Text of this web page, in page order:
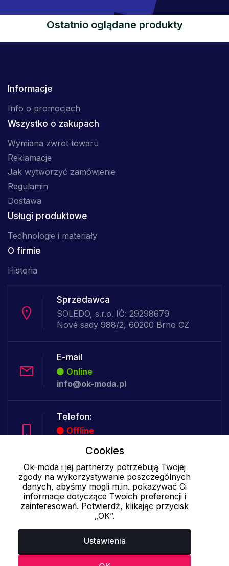
Ostatnio oglądane produkty
Informacje
Info o promocjach
Wszystko o zakupach
Wymiana zwrot towaru
Reklamacje
Jak wytworzyć zamówienie
Regulamin
Dostawa
Usługi produktowe
Technologie i materiały
O firmie
Historia
Sprzedawca
SOLEDO, s.r.o. IČ: 29298679
Nové sady 988/2, 60200 Brno CZ
E-mail
Online
info@ok-moda.pl
Telefon:
Offline
Cookies - szczegółowe ustawienia| Więcej informacji |Polityka
prywatności
Cookies
Ok-moda i jej partnerzy potrzebują Twojej
zgody na wykorzystywanie poszczególnych
danych, abyśmy mogli m.in. pokazywać Ci
informacje dotyczące Twoich preferencji i
zainteresowań. Potwierdź, klikając przycisk
„OK”.
Ustawienia